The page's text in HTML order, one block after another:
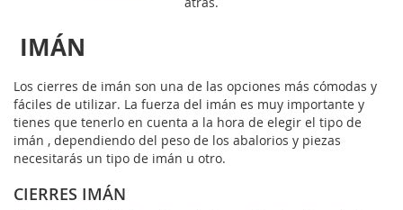
IMÁN
Los cierres de imán son una de las opciones más cómodas y
fáciles de utilizar. La fuerza del imán es muy importante y
tienes que tenerlo en cuenta a la hora de elegir el tipo de
imán , dependiendo del peso de los abalorios y piezas
necesitarás un tipo de imán u otro.
CIERRES IMÁN